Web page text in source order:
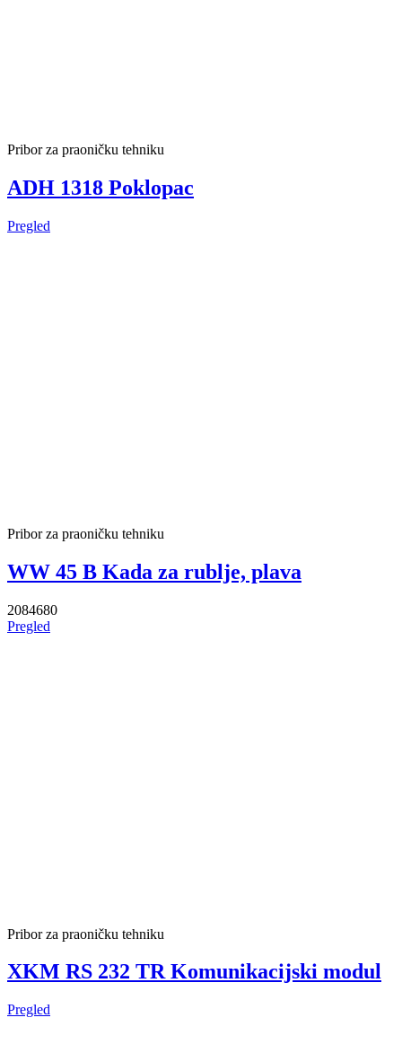
Pribor za praoničku tehniku
ADH 1318 Poklopac
Pregled
Pribor za praoničku tehniku
WW 45 B Kada za rublje, plava
2084680
Pregled
Pribor za praoničku tehniku
XKM RS 232 TR Komunikacijski modul
Pregled